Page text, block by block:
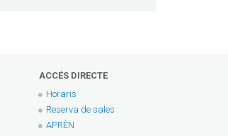
ACCÉS DIRECTE
Horaris
Reserva de sales
APRÈN